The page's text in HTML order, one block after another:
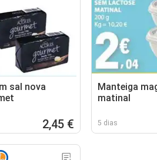
sal nova
2,45 €
Manteiga
matinal
5 dias